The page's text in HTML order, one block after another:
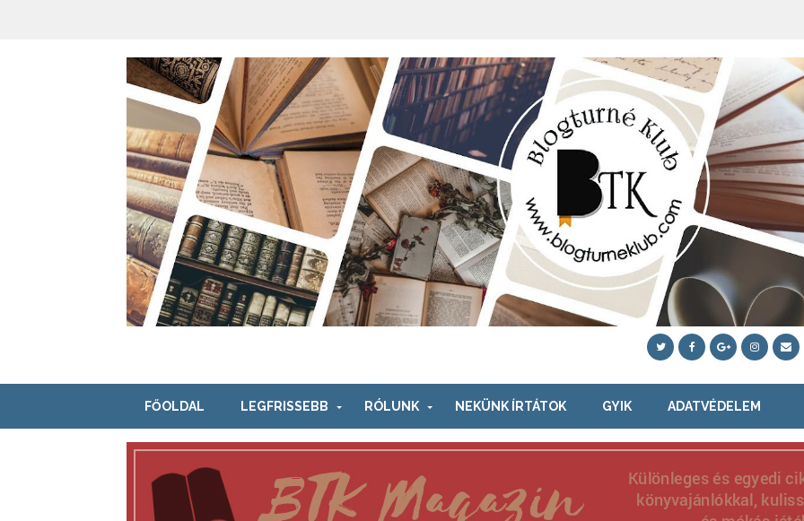
FŐOLDAL LEGFRISSEBB RÓLUNK NEKÜNK ÍRTÁTOK GYIK ADATVÉDELEM